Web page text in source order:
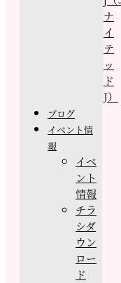
ナ
イ
テ
ッ
ド
J）
ブログ
イベント情
報
イベ
ント
情報
チラ
シダ
ウン
ロー
ド